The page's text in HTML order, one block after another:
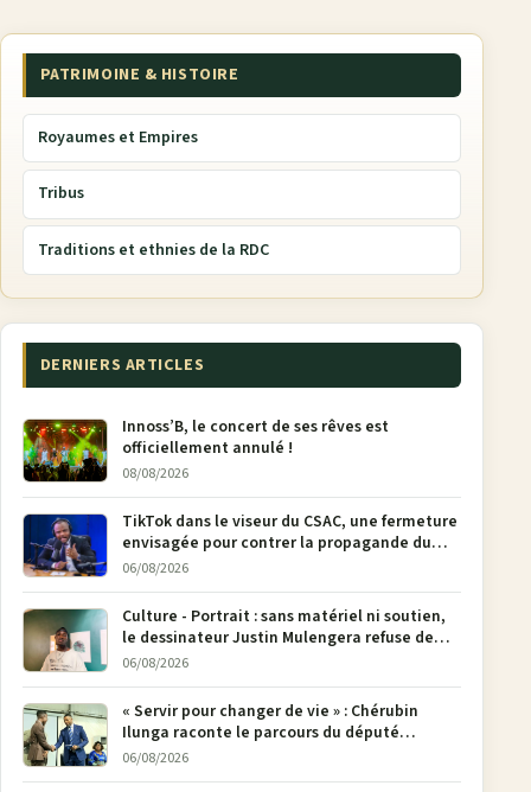
PATRIMOINE & HISTOIRE
Royaumes et Empires
Tribus
Traditions et ethnies de la RDC
DERNIERS ARTICLES
Innoss’B, le concert de ses rêves est
officiellement annulé !
08/08/2026
TikTok dans le viseur du CSAC, une fermeture
envisagée pour contrer la propagande du
M23
06/08/2026
Culture - Portrait : sans matériel ni soutien,
le dessinateur Justin Mulengera refuse de
poser son crayon
06/08/2026
« Servir pour changer de vie » : Chérubin
Ilunga raconte le parcours du député
national Jethro Muyombi Tshimbu en 137
06/08/2026